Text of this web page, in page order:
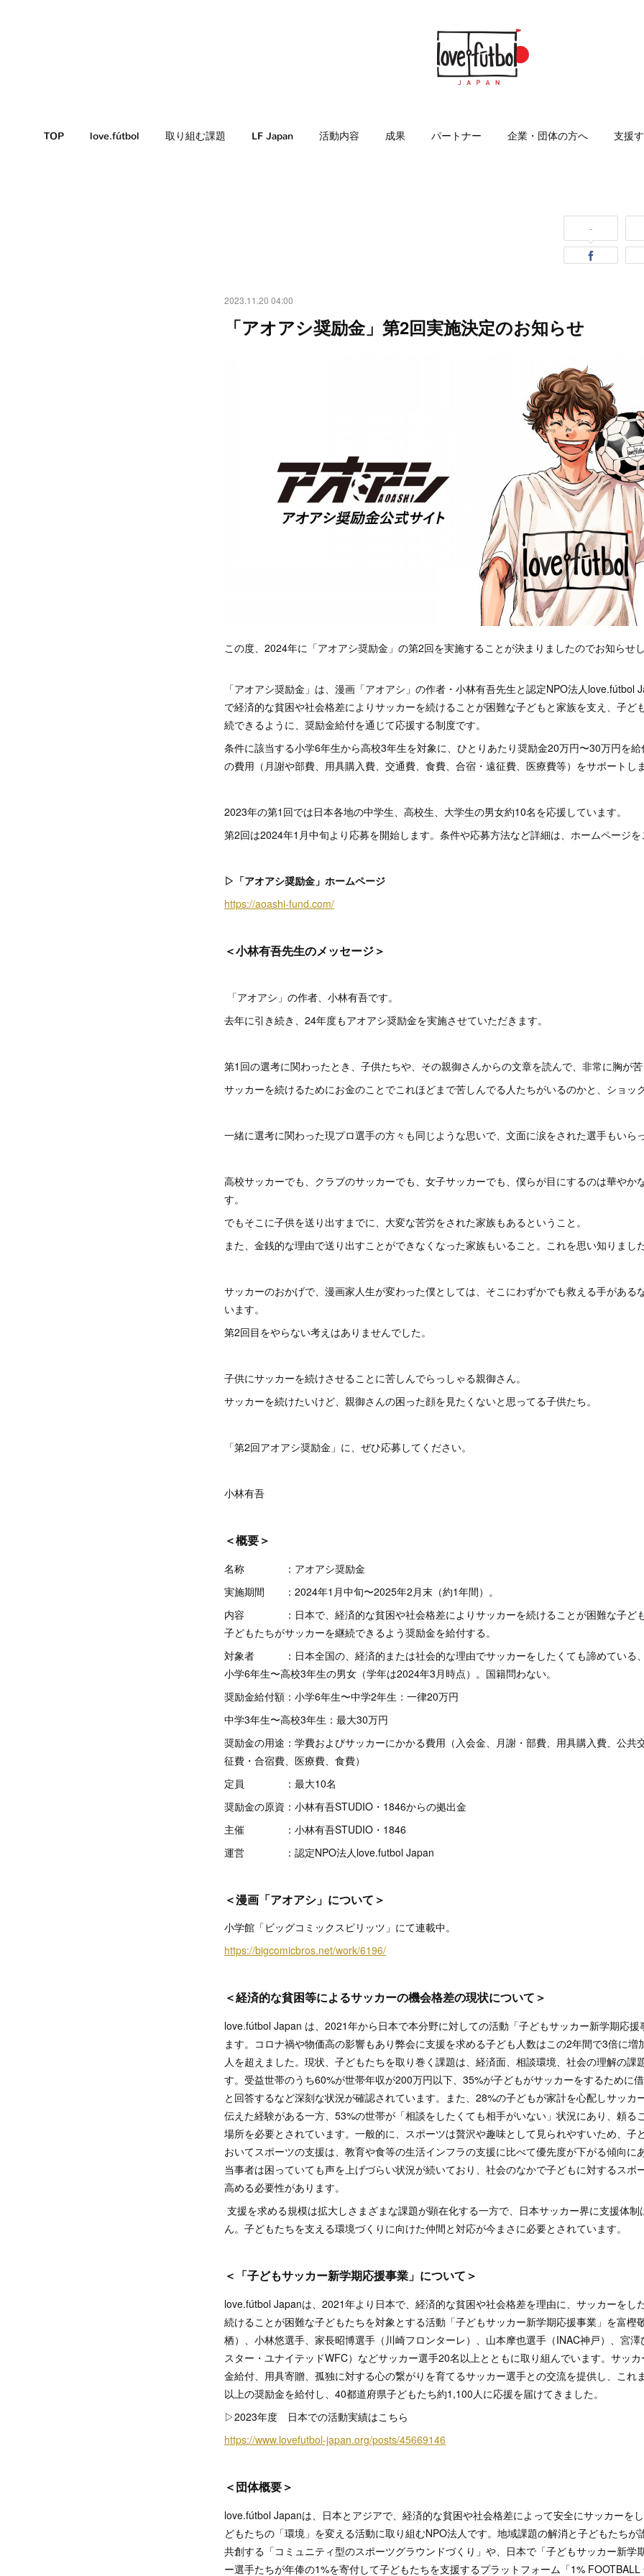
TOP love.fútbol 取り組む課題 LF Japan 活動内容 成果 パートナー 企業・団体の方へ 支援
-
2023.11.20 04:00
「アオアシ奨励金」第2回実施決定のお知らせ
この度、2024年に「アオアシ奨励金」の第2回を実施することが決まりましたのでお知らせし
「アオアシ奨励金」は、漫画「アオアシ」の作者・小林有吾先生と認定NPO法人love.fútbol
で経済的な貧困や社会格差によりサッカーを続けることが困難な子どもと家族を支え、子ど
続できるように、奨励金給付を通じて応援する制度です。
条件に該当する小学6年生から高校3年生を対象に、ひとりあたり奨励金20万円〜30万円を
の費用（月謝や部費、用具購入費、交通費、食費、合宿・遠征費、医療費等）をサポートしま
2023年の第1回では日本各地の中学生、高校生、大学生の男女約10名を応援しています。
第2回は2024年1月中旬より応募を開始します。条件や応募方法など詳細は、ホームページを
▷「アオアシ奨励金」ホームページ
https://aoashi-fund.com/
＜小林有吾先生のメッセージ＞
「アオアシ」の作者、小林有吾です。
去年に引き続き、24年度もアオアシ奨励金を実施させていただきます。
第1回の選考に関わったとき、子供たちや、その親御さんからの文章を読んで、非常に胸が苦
サッカーを続けるためにお金のことでこれほどまで苦しんでる人たちがいるのかと、ショッ
一緒に選考に関わった現プロ選手の方々も同じような思いで、文面に涙をされた選手もいら
高校サッカーでも、クラブのサッカーでも、女子サッカーでも、僕らが目にするのは華やか
す。
でもそこに子供を送り出すまでに、大変な苦労をされた家族もあるということ。
また、金銭的な理由で送り出すことができなくなった家族もいること。これを思い知りました
サッカーのおかげで、漫画家人生が変わった僕としては、そこにわずかでも救える手がある
います。
第2回目をやらない考えはありませんでした。
子供にサッカーを続けさせることに苦しんでらっしゃる親御さん。
サッカーを続けたいけど、親御さんの困った顔を見たくないと思ってる子供たち。
「第2回アオアシ奨励金」に、ぜひ応募してください。
小林有吾
＜概要＞
名称 ：アオアシ奨励金
実施期間 ：2024年1月中旬〜2025年2月末（約1年間）。
内容 ：日本で、経済的な貧困や社会格差によりサッカーを続けることが困難な子ども
子どもたちがサッカーを継続できるよう奨励金を給付する。
対象者 ：日本全国の、経済的または社会的な理由でサッカーをしたくても諦めている
小学6年生〜高校3年生の男女（学年は2024年3月時点）。国籍問わない。
奨励金給付額：小学6年生〜中学2年生：一律20万円
中学3年生〜高校3年生：最大30万円
奨励金の用途：学費およびサッカーにかかる費用（入会金、月謝・部費、用具購入費、公共
征費・合宿費、医療費、食費）
定員 ：最大10名
奨励金の原資：小林有吾STUDIO・1846からの拠出金
主催 ：小林有吾STUDIO・1846
運営 ：認定NPO法人love.futbol Japan
＜漫画「アオアシ」について＞
小学館「ビッグコミックスピリッツ」にて連載中。
https://bigcomicbros.net/work/6196/
＜経済的な貧困等によるサッカーの機会格差の現状について＞
love.fútbol Japan は、2021年から日本で本分野に対しての活動「子どもサッカー新学期応
ます。コロナ禍や物価高の影響もあり弊会に支援を求める子ども人数はこの2年間で3倍に増
人を超えました。現状、子どもたちを取り巻く課題は、経済面、相談環境、社会の理解の課
す。受益世帯のうち60%が世帯年収が200万円以下、35%が子どもがサッカーをするために
と回答するなど深刻な状況が確認されています。また、28%の子どもが家計を心配しサッカ
伝えた経験がある一方、53%の世帯が「相談をしたくても相手がいない」状況にあり、頼る
場所を必要とされています。一般的に、スポーツは贅沢や趣味として見られやすいため、子
おいてスポーツの支援は、教育や食等の生活インフラの支援に比べて優先度が下がる傾向に
当事者は困っていても声を上げづらい状況が続いており、社会のなかで子どもに対するスポ
高める必要性があります。
支援を求める規模は拡大しさまざまな課題が顕在化する一方で、日本サッカー界に支援体
ん。子どもたちを支える環境づくりに向けた仲間と対応が今まさに必要とされています。
＜「子どもサッカー新学期応援事業」について＞
love.fútbol Japanは、2021年より日本で、経済的な貧困や社会格差を理由に、サッカーをし
続けることが困難な子どもたちを対象とする活動「子どもサッカー新学期応援事業」を富樫
栖）、小林悠選手、家長昭博選手（川崎フロンターレ）、山本摩也選手（INAC神戸）、宮澤
スター・ユナイテッドWFC）などサッカー選手20名以上とともに取り組んでいます。サッ
金給付、用具寄贈、孤独に対する心の繋がりを育てるサッカー選手との交流を提供し、これ
以上の奨励金を給付し、40都道府県子どもたち約1,100人に応援を届けてきました。
▷2023年度 日本での活動実績はこちら
https://www.lovefutbol-japan.org/posts/45669146
＜団体概要＞
love.fútbol Japanは、日本とアジアで、経済的な貧困や社会格差によって安全にサッカーを
どもたちの「環境」を変える活動に取り組むNPO法人です。地域課題の解消と子どもたちが
共創する「コミュニティ型のスポーツグラウンドづくり」や、日本で「子どもサッカー新学
ー選手たちが年俸の1%を寄付して子どもたちを支援するプラットフォーム「1% FOOTBALL